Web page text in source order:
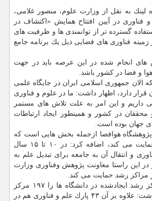
لینك به نقل از وزارت علوم، منصور غلامی،
فناوری در آیین افتتاح همایش «اكتشاف در
گسترده تر از توانمندی ها و ظرفیت های
فناوری های فضایی ذیل یك برنامه جامع
های انجام شده در این عرصه باید در جهت
و فضا در كشور باشد.
كه الان جمهوری اسلامی ایران در جایگاه علمی
دارد، اظهار داشت: ما در علوم و فناوری
داریم و این امر به علت تلاش های مستمر
محققان در كشور و همینطور ایجاد ارتباطات
جهان بوده است.
پژوهشگاه هوافضا ازجمله بخش هایی است كه
وزارت علوم از آن حمایت می كند، اضافه كرد: در ۱۰ تا ۱۵ سال
و انتقال آن به جامعه برای تبدیل علم به
این راستا معاونت پژوهش وفناوری وزارت
مراكز رشد حمایت می كند.
وزیر علوم تعداد مراكز رشد ایجادشده در دانشگاه ها را ۱۹۷ مركز
عنوان نمود و اظهار داشت: علاوه بر آن ۴۳ پارك علم و فناوری هم در